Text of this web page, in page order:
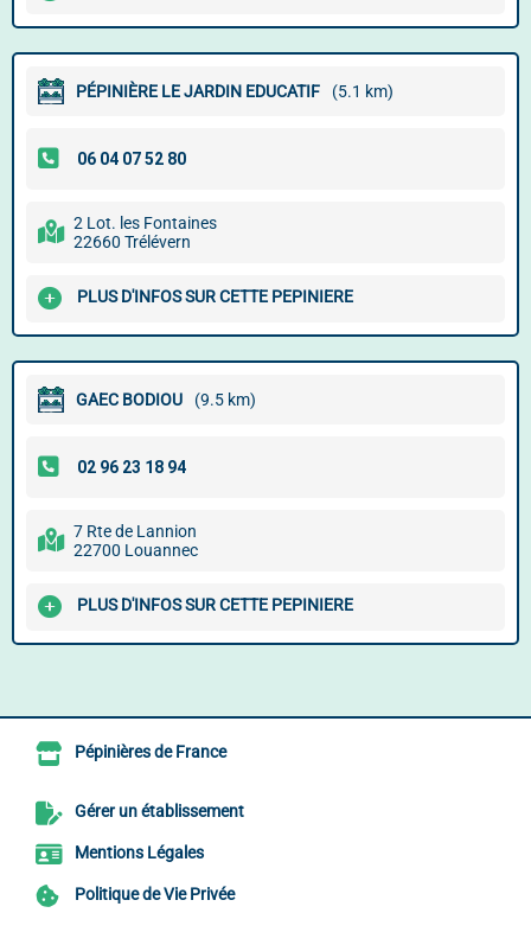
PÉPINIÈRE LE JARDIN EDUCATIF (5.1 km)
2 Lot. les Fontaines
22660 Trélévern
PLUS D'INFOS SUR CETTE PEPINIERE
GAEC BODIOU (9.5 km)
7 Rte de Lannion
22700 Louannec
PLUS D'INFOS SUR CETTE PEPINIERE
Pépinières de France
Gérer un établissement
Mentions Légales
Politique de Vie Privée